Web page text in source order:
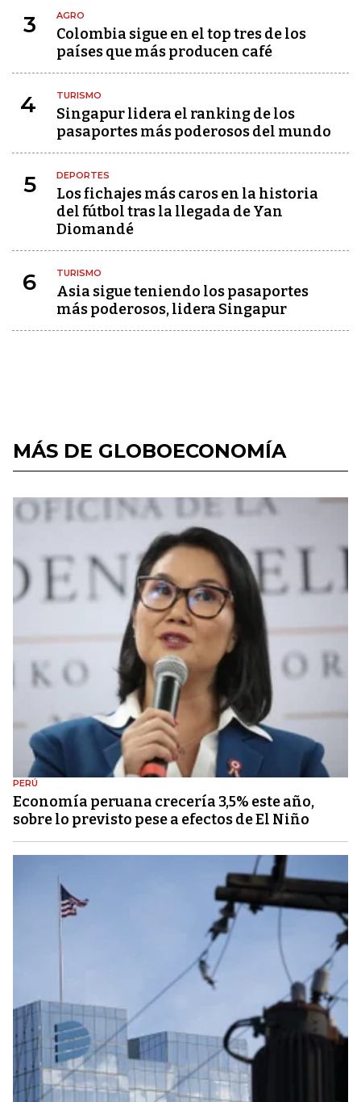
3 AGRO
Colombia sigue en el top tres de los
países que más producen café
4 TURISMO
Singapur lidera el ranking de los
pasaportes más poderosos del mundo
5 DEPORTES
Los fichajes más caros en la historia
del fútbol tras la llegada de Yan
Diomandé
6 TURISMO
Asia sigue teniendo los pasaportes
más poderosos, lidera Singapur
MÁS DE GLOBOECONOMÍA
PERÚ
Economía peruana crecería 3,5% este año,
sobre lo previsto pese a efectos de El Niño